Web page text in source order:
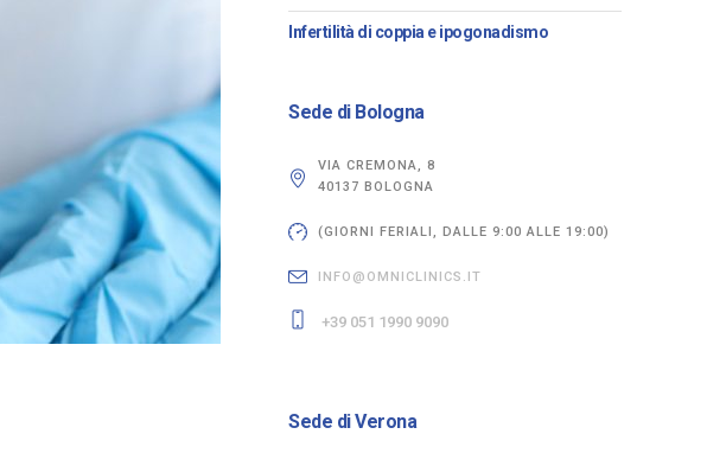
Infertilità di coppia e ipogonadismo
Sede di Bologna
VIA CREMONA, 8
40137 BOLOGNA
(GIORNI FERIALI, DALLE 9:00 ALLE 19:00)
INFO@OMNICLINICS.IT
+39 051 1990 9090
Sede di Verona